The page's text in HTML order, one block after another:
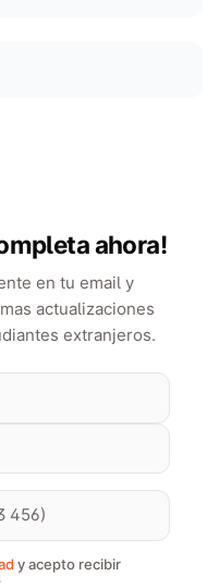
ahora!
en tu email y
actualizaciones
extranjeros.
y acepto recibir